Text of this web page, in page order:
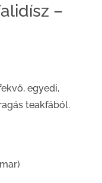
–
egyedi,
teakfából.